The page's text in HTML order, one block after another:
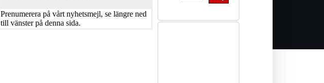
Prenumerera på vårt nyhetsmejl, se längre ned
till vänster på denna sida.